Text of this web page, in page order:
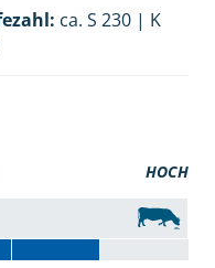
ca. S 230 | K
HOCH